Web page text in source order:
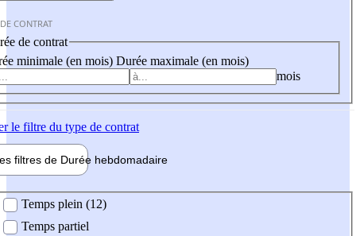
CONTRAT
de contrat
minimale (en mois) Durée maximale (en mois)
mois
le filtre du type de contrat
filtres de Durée hebdomadaire
Temps plein (12)
Temps partiel